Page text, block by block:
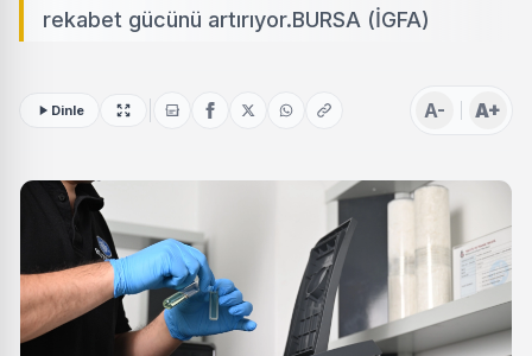
rekabet gücünü artırıyor.BURSA (İGFA)
Dinle A- A+